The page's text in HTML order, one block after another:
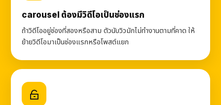
carousel ต้องมีวิดีโอเป็นช่องแรก
ถ้าวิดีโออยู่ช่องที่สองหรือสาม ตัวนับวิวมักไม่ทำงานตามที่คาด ให้
ย้ายวิดีโอมาเป็นช่องแรกหรือโพสต์แยก